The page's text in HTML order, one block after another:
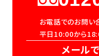
お電話でのお問い
平日10:00から
メール